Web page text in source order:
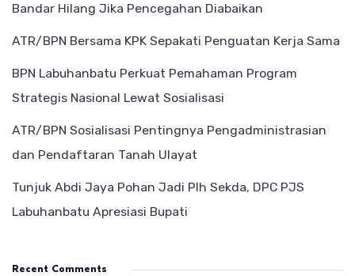
Bandar Hilang Jika Pencegahan Diabaikan
ATR/BPN Bersama KPK Sepakati Penguatan Kerja Sama
BPN Labuhanbatu Perkuat Pemahaman Program
Strategis Nasional Lewat Sosialisasi
ATR/BPN Sosialisasi Pentingnya Pengadministrasian
dan Pendaftaran Tanah Ulayat
Tunjuk Abdi Jaya Pohan Jadi Plh Sekda, DPC PJS
Labuhanbatu Apresiasi Bupati
Recent Comments